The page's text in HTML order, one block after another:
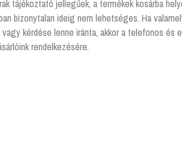
tájékoztató jellegűek, a termékek kosárba
bizonytalan ideig nem lehetséges. Ha
kérdése lenne iránta, akkor a telefonos és
rendelkezésére.